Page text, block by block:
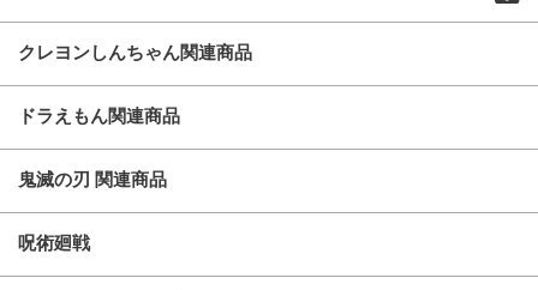
クレヨンしんちゃん関連商品
ドラえもん関連商品
鬼滅の刃 関連商品
呪術廻戦